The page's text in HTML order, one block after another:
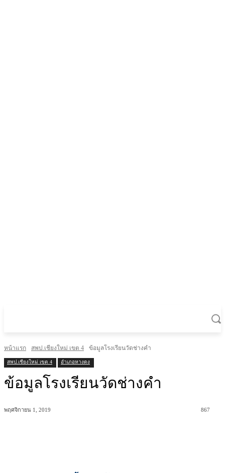
หน้าแรก สพป.เชียงใหม่ เขต 4 ข้อมูลโรงเรียนวัดช่างคำ
สพป.เชียงใหม่ เขต 4 อำเภอหางดง
ข้อมูลโรงเรียนวัดช่างคำ
พฤศจิกายน 1, 2019 867